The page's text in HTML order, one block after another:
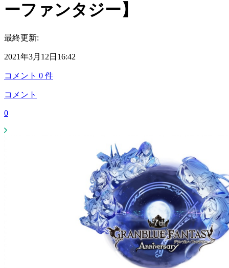
ーファンタジー】
最終更新:
2021年3月12日16:42
コメント 0 件
コメント
0